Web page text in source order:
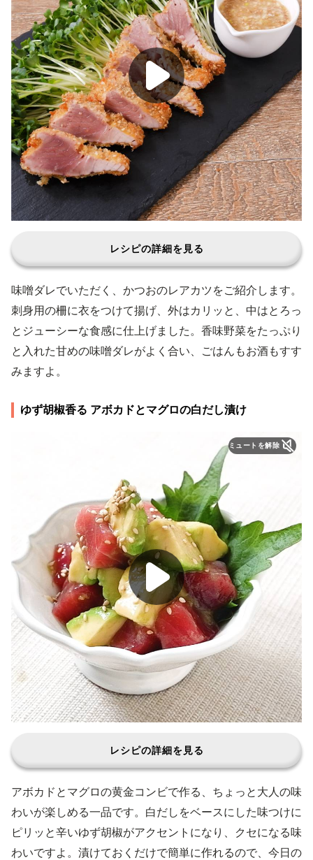
レシピの詳細を見る
味噌ダレでいただく、かつおのレアカツをご紹介します。
刺身用の柵に衣をつけて揚げ、外はカリッと、中はとろっ
とジューシーな食感に仕上げました。香味野菜をたっぷり
と入れた甘めの味噌ダレがよく合い、ごはんもお酒もすす
みますよ。
ゆず胡椒香る アボカドとマグロの白だし漬け
ミュートを解除
レシピの詳細を見る
アボカドとマグロの黄金コンビで作る、ちょっと大人の味
わいが楽しめる一品です。白だしをベースにした味つけに
ピリッと辛いゆず胡椒がアクセントになり、クセになる味
わいですよ。漬けておくだけで簡単に作れるので、今日の